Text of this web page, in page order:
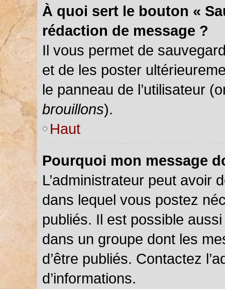
À quoi sert le bouton «
rédaction de message ?
Il vous permet de
et de les poster
le panneau de l’utilisateur
brouillons).
Haut
Pourquoi mon message
L’administrateur peut avoir
dans lequel vous postez
publiés. Il est possible
dans un groupe dont les
d’être publiés. Contactez
d’informations.